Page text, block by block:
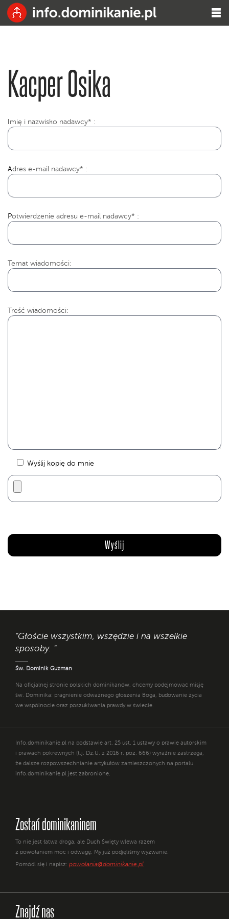
Kacper Osika
mię i nazwisko nadawcy* :
Adres e-mail nadawcy* :
Potwierdzenie adresu e-mail nadawcy* :
Temat wiadomości:
Treść wiadomości:
Wyślij kopię do mnie
"Głoście wszystkim, wszędzie i na wszelkie
sposoby. "
Św. Dominik Guzman
Na oficjalnej stronie polskich dominikanów, chcemy podejmować misję
św. Dominika: pragnienie odważnego głoszenia Boga, budowanie życia
we wspólnocie oraz poszukiwania prawdy w świecie.
Info.dominikanie.pl na podstawie art. 25 ust. 1 ustawy o prawie autorskim
i prawach pokrewnych (t.j. Dz.U. z 2016 r. poz. 666) wyraźnie zastrzega,
że dalsze rozpowszechnianie artykułów zamieszczonych na portalu
info.dominikanie.pl jest zabronione.
Zostań dominikaninem
To nie jest łatwa droga, ale Duch Święty wlewa razem
z powołaniem moc i odwagę. My już podjęliśmy wyzwanie.
Pomódl się i napisz: powolania@dominikanie.pl
Znajdź nas